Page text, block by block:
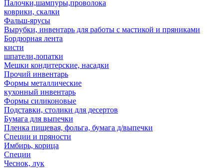
Палочки,шампуры,проволока
коврики, скалки
Фальш-ярусы
Вырубки, инвентарь для работы с мастикой и пряниками
Бордюрная лента
кисти
шпатели,лопатки
Мешки кондитерские, насадки
Прочий инвентарь
Формы металлические
кухонный инвентарь
Формы силиконовые
Подставки, столики для десертов
Бумага для выпечки
Пленка пищевая, фольга, бумага д/выпечки
Специи и пряности
Имбирь, корица
Специи
Чеснок, лук